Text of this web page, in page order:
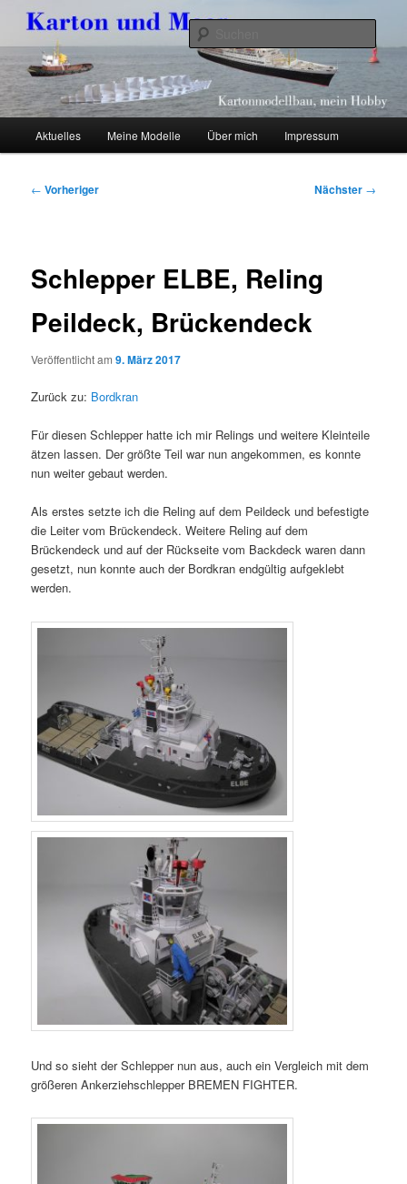
primären
Inhalt
springenKarton und Meer
Kartonmodellbau, mein Hobby
Aktuelles Meine Modelle Über mich Impressum
Beitragsnavigation
← Vorheriger Nächster →
Schlepper ELBE, Reling
Peildeck, Brückendeck
Veröffentlicht am9. März 2017
Zurück zu: Bordkran
Für diesen Schlepper hatte ich mir Relings und weitere Kleinteile
ätzen lassen. Der größte Teil war nun angekommen, es konnte
nun weiter gebaut werden.
Als erstes setzte ich die Reling auf dem Peildeck und befestigte
die Leiter vom Brückendeck. Weitere Reling auf dem
Brückendeck und auf der Rückseite vom Backdeck waren dann
gesetzt, nun konnte auch der Bordkran endgültig aufgeklebt
werden.
Und so sieht der Schlepper nun aus, auch ein Vergleich mit dem
größeren Ankerziehschlepper BREMEN FIGHTER.